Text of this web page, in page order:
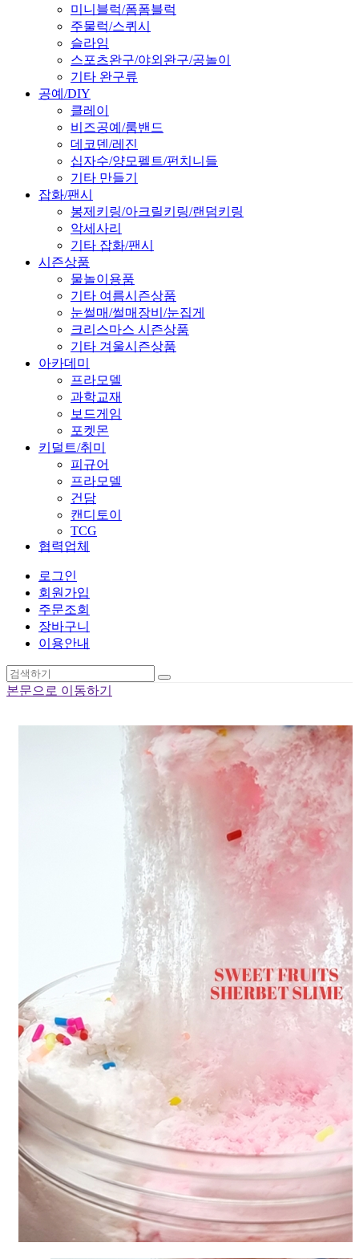
미니블럭/폼폼블럭
주물럭/스퀴시
슬라임
스포츠완구/야외완구/공놀이
기타 완구류
공예/DIY
클레이
비즈공예/룸밴드
데코덴/레진
십자수/양모펠트/펀치니들
기타 만들기
잡화/팬시
봉제키링/아크릴키링/랜덤키링
악세사리
기타 잡화/팬시
시즌상품
물놀이용품
기타 여름시즌상품
눈썰매/썰매장비/눈집게
크리스마스 시즌상품
기타 겨울시즌상품
아카데미
프라모델
과학교재
보드게임
포켓몬
키덜트/취미
피규어
프라모델
건담
캔디토이
TCG
협력업체
로그인
회원가입
주문조회
장바구니
이용안내
본문으로 이동하기